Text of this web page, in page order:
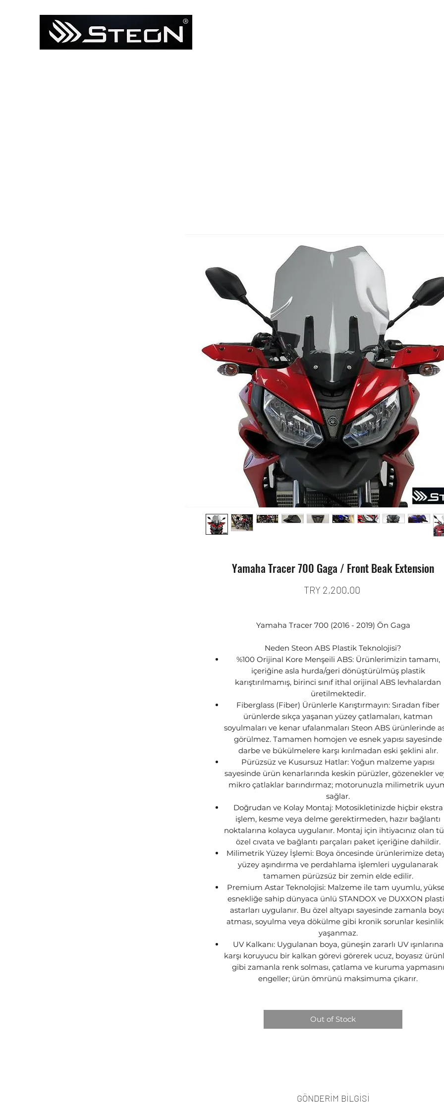
Yamaha Tracer 700 Gaga / Front Beak Extension
TRY 2,200.00Price
Yamaha Tracer 700 (2016 - 2019) Ön Gaga
Neden Steon ABS Plastik Teknolojisi?
%100 Orijinal Kore Menşeili ABS: Ürünlerimizin tamamı,
içeriğine asla hurda/geri dönüştürülmüş plastik
karıştırılmamış, birinci sınıf ithal orijinal ABS levhalardan
üretilmektedir.
Fiberglass (Fiber) Ürünlerle Karıştırmayın: Sıradan fiber
ürünlerde sıkça yaşanan yüzey çatlamaları, katman
soyulmaları ve kenar ufalanmaları Steon ABS ürünlerinde
görülmez. Tamamen homojen ve esnek yapısı sayesinde
darbe ve bükülmelere karşı kırılmadan eski şeklini alır.
Pürüzsüz ve Kusursuz Hatlar: Yoğun malzeme yapısı
sayesinde ürün kenarlarında keskin pürüzler, gözenekler
mikro çatlaklar barındırmaz; motorunuzla milimetrik
sağlar.
Doğrudan ve Kolay Montaj: Motosikletinizde hiçbir ekstra
işlem, kesme veya delme gerektirmeden, hazır bağlantı
noktalarına kolayca uygulanır. Montaj için ihtiyacınız olan
özel cıvata ve bağlantı parçaları paket içeriğine dahildir.
Milimetrik Yüzey İşlemi: Boya öncesinde ürünlerimize
yüzey aşındırma ve perdahlama işlemleri uygulanarak
tamamen pürüzsüz bir zemin elde edilir.
Premium Astar Teknolojisi: Malzeme ile tam uyumlu,
esnekliğe sahip dünyaca ünlü STANDOX ve DUXXON
astarları uygulanır. Bu özel altyapı sayesinde zamanla
atması, soyulma veya dökülme gibi kronik sorunlar
yaşanmaz.
UV Kalkanı: Uygulanan boya, güneşin zararlı UV ışınlarına
karşı koruyucu bir kalkan görevi görerek ucuz, boyasız
gibi zamanla renk solması, çatlama ve kuruma yapmasını
engeller; ürün ömrünü maksimuma çıkarır.
Out of Stock
GÖNDERİM BİLGİSİ